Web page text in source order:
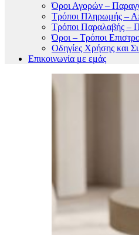
Όροι Αγορών –
Τρόποι Πληρωμής –
Τρόποι Παραλαβής –
Όροι – Τρόποι
Οδηγίες Χρήσης και
Επικοινωνία με εμάς